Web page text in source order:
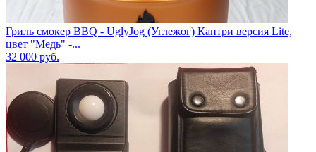
Гриль смокер BBQ - UglyJog (Углежог) Кантри версия Lite,
цвет "Медь" -...
32 000 руб.